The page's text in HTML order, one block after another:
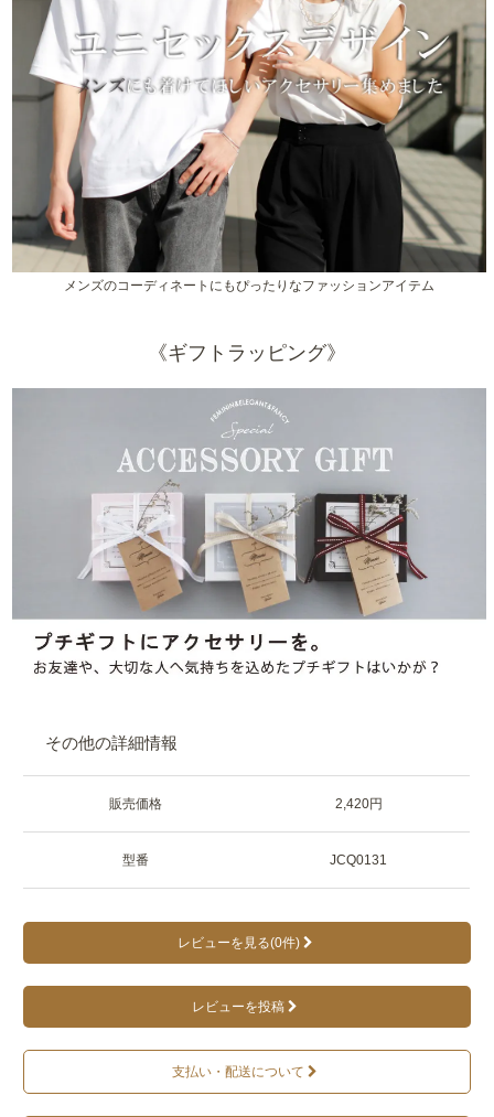
メンズのコーディネートにもぴったりなファッションアイテム
《ギフトラッピング》
その他の詳細情報
販売価格 2,420円
型番 JCQ0131
レビューを見る(0件)
レビューを投稿
支払い・配送について